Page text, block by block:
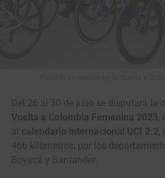
Del 26 al 30 de julio se disputará la
Vuelta a Colombia Femenina 2023,
al calendario internacional UCI 2.2,
466 kilómetros, por los
Boyacá y Santander.